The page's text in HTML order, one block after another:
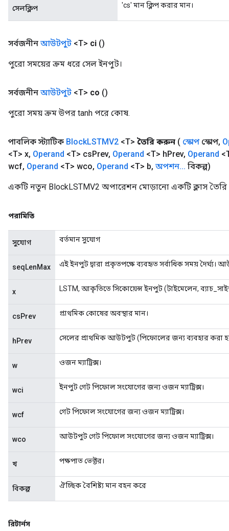
সেলক্লিপ 'cs' মান ক্লিপ করার মান।
সর্বজনীন আউটপুট <T> ci ()
পুরো সময়ের ক্রম ধরে সেল ইনপুট।
সর্বজনীন আউটপুট <T> co ()
পুরো সময় ক্রম উপর tanh পরে কোষ.
পাবলিক স্ট্যাটিক BlockLSTMV2 <T> তৈরি করুন ( স্কোপস্কোপ,
<T> x, Operand <T> csPrev, Operand <T> hPrev, Operand
wcf, Operand <T> wco, Operand <T> b, অপশন... বিকল্প)
একটি নতুন BlockLSTMV2 অপারেশন মোড়ানো একটি ক্লাস তৈরি
পরামিতি
সুযোগ বর্তমান সুযোগ
seqLenMax এই ইনপুট দ্বারা প্রকৃতপক্ষে ব্যবহৃত সর্বাধিক সময় দৈর্ঘ্য।
x LSTM, আকৃতিতে সিকোয়েন্স ইনপুট (টাইমেলেন,
csPrev প্রাথমিক কোষের অবস্থার মান।
hPrev সেলের প্রাথমিক আউটপুট (পিফোলের জন্য ব্যবহার করা
w ওজন ম্যাট্রিক্স।
wci ইনপুট গেট পিফোল সংযোগের জন্য ওজন ম্যাট্রিক্স।
wcf গেট পিফোল সংযোগের জন্য ওজন ম্যাট্রিক্স।
wco আউটপুট গেট পিফোল সংযোগের জন্য ওজন ম্যাট্রিক্স।
খ পক্ষপাত ভেক্টর।
বিকল্প ঐচ্ছিক বৈশিষ্ট্য মান বহন করে
রিটার্নস